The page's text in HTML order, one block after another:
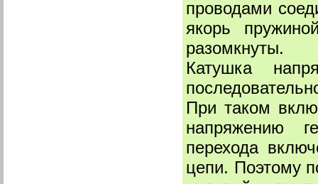
проводами
якорь
разомкнуты.
Катушка
При таком
напряжению
перехода
цепи. Поэтому